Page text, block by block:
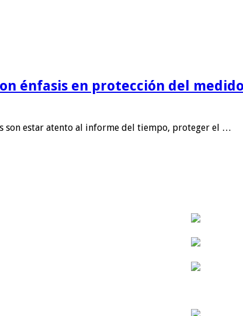
énfasis en protección del
son estar atento al informe del tiempo, proteger el …